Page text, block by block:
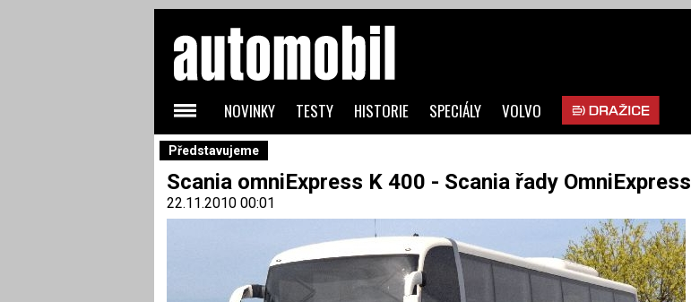
Představujeme
Scania omniExpress K 400 - Scania řady OmniExpress
22.11.2010 00:01
NOVINKY TESTY HISTORIE SPECIÁLY VOLVO